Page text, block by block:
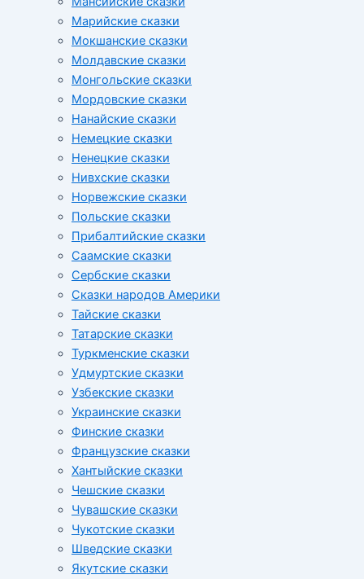
Марийские сказки
Мокшанские сказки
Молдавские сказки
Монгольские сказки
Мордовские сказки
Нанайские сказки
Немецкие сказки
Ненецкие сказки
Нивхские сказки
Норвежские сказки
Польские сказки
Прибалтийские сказки
Cаамские сказки
Сербские сказки
Сказки народов Америки
Тайские сказки
Татарские сказки
Туркменские сказки
Удмуртские сказки
Узбекские сказки
Украинские сказки
Финские сказки
Французские сказки
Хантыйские сказки
Чешские сказки
Чувашские сказки
Чукотские сказки
Шведские сказки
Якутские сказки